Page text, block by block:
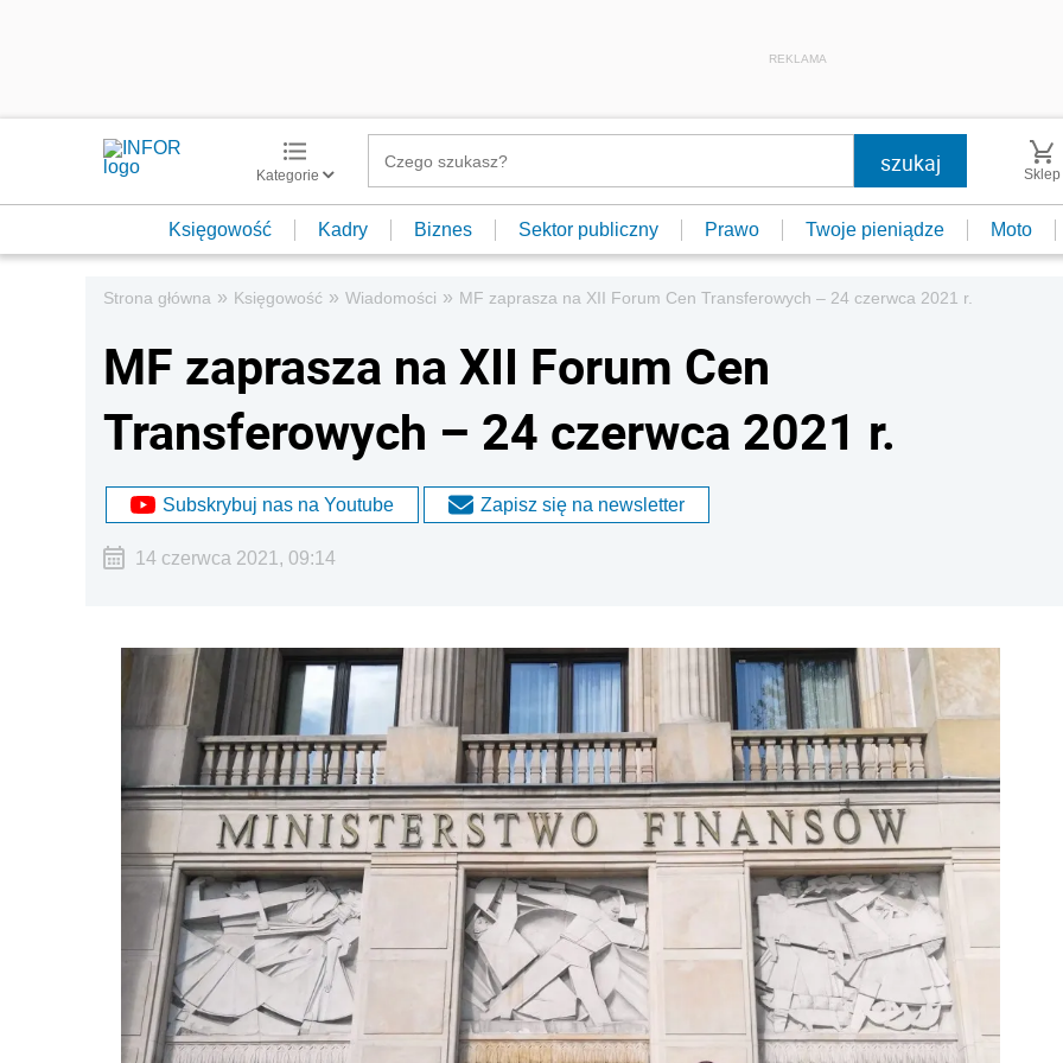
REKLAMA
Kategorie Sklep
Księgowość Kadry Biznes Sektor publiczny Prawo Twoje pieniądze Moto
Strona główna » Księgowość » Wiadomości » MF zaprasza na XII Forum Cen Transferowych – 24 czerwca 2021 r.
MF zaprasza na XII Forum Cen
Transferowych – 24 czerwca 2021 r.
Subskrybuj nas na Youtube Zapisz się na newsletter
14 czerwca 2021, 09:14